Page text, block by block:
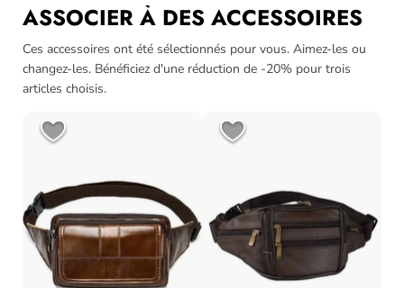
ASSOCIER À DES ACCESSOIRES
Ces accessoires ont été sélectionnés pour vous. Aimez-les ou
changez-les. Bénéficiez d'une réduction de -20% pour trois
articles choisis.